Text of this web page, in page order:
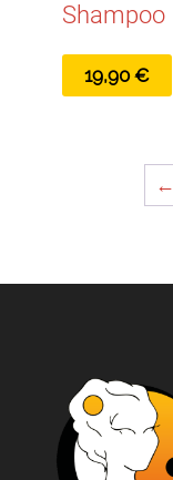
Shampoo
19,90€
←